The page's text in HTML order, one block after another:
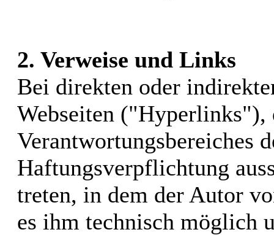
2. Verweise und Links
Bei direkten oder
Webseiten ("Hyperlinks"),
Verantwortungsbereiches
Haftungsverpflichtung
treten, in dem der Autor
es ihm technisch möglich